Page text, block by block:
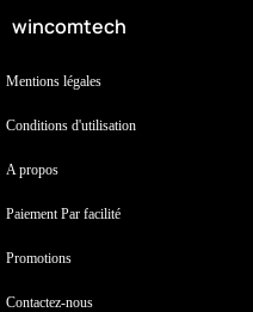
wincomtech
Mentions légales
Conditions d'utilisation
A propos
Paiement Par facilité
Promotions
Contactez-nous